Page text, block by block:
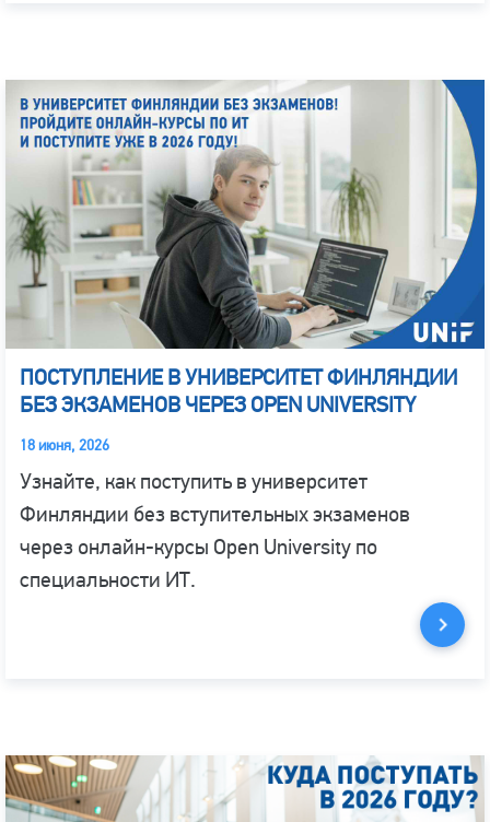
ПОСТУПЛЕНИЕ В УНИВЕРСИТЕТ ФИНЛЯНДИИ
БЕЗ ЭКЗАМЕНОВ ЧЕРЕЗ OPEN UNIVERSITY
18 июня, 2026
Узнайте, как поступить в университет
Финляндии без вступительных экзаменов
через онлайн-курсы Open University по
специальности ИТ.